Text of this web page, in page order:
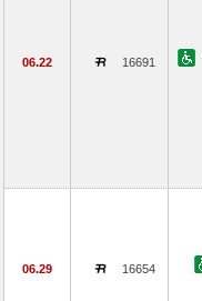
06.22 16691
06.29 16654